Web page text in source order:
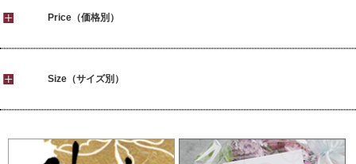
Price（価格別）
Size（サイズ別）